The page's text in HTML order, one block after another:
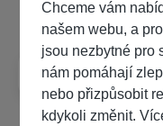
Často
Jak poslouchat
Chceme vám
našem webu, a
jsou nezbytné pro
nám pomáhají
nebo přizpůsobit
kdykoli změnit.